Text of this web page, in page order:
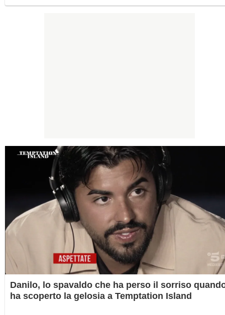
Danilo, lo spavaldo che ha perso il sorriso
ha scoperto la gelosia a Temptation Island